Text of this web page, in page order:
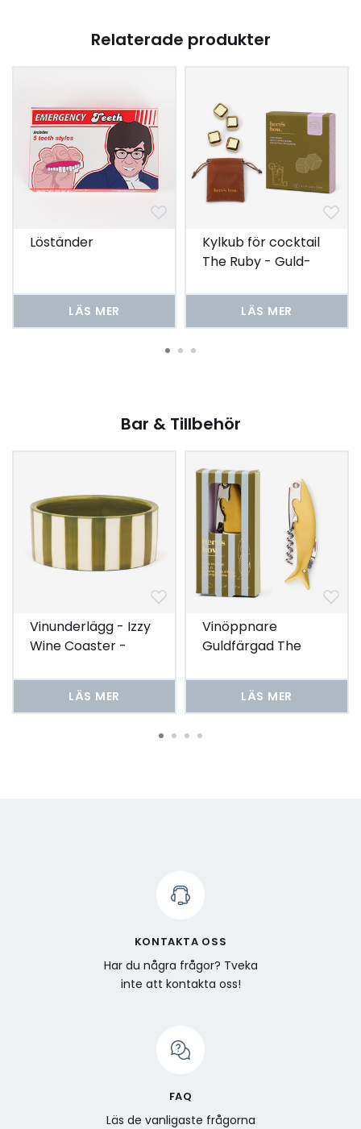
Relaterade produkter
Löständer
LÄS MER
Kylkub för cocktail
The Ruby - Guld-
LÄS MER
Bar & Tillbehör
Vinunderlägg - Izzy
Wine Coaster -
LÄS MER
Vinöppnare
Guldfärgad The
LÄS MER
KONTAKTA OSS
Har du några frågor? Tveka
inte att kontakta oss!
FAQ
Läs de vanligaste frågorna